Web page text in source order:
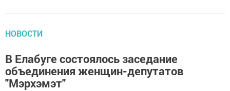
НОВОСТИ
В Елабуге состоялось заседание
объединения женщин-депутатов
"Мэрхэмэт"